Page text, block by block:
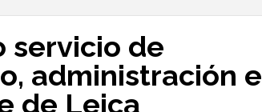
servicio de
administración e
de Leica